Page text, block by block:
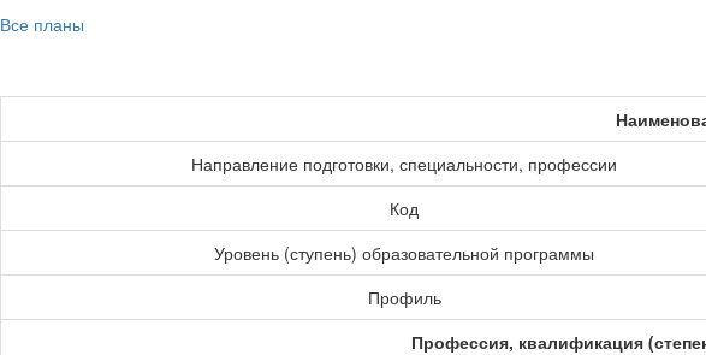
Все планы
Направление подготовки, специальности, профессии
Код
Уровень (ступень) образовательной программы
Профиль
Профессия, квалификация